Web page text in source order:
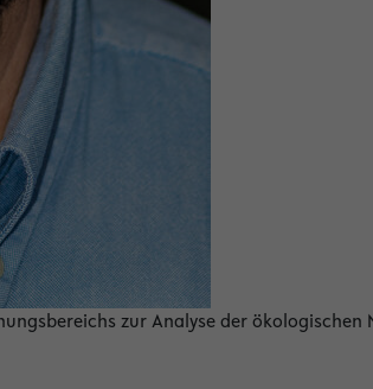
zur Analyse der